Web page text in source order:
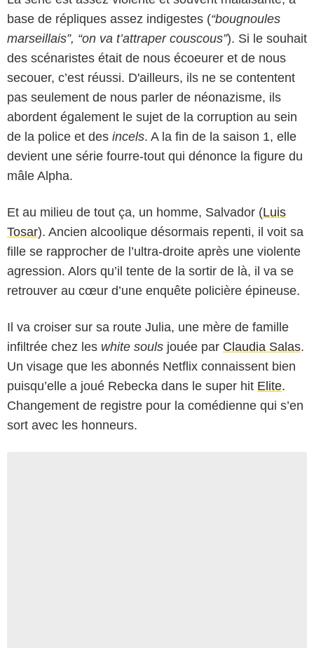
base de répliques assez indigestes (“bougnoules
marseillais”, “on va t’attraper couscous”). Si le souhait
des scénaristes était de nous écoeurer et de nous
secouer, c’est réussi. D'ailleurs, ils ne se contentent
pas seulement de nous parler de néonazisme, ils
abordent également le sujet de la corruption au sein
de la police et des incels. A la fin de la saison 1, elle
devient une série fourre-tout qui dénonce la figure du
mâle Alpha.
Et au milieu de tout ça, un homme, Salvador (Luis
Tosar). Ancien alcoolique désormais repenti, il voit sa
fille se rapprocher de l’ultra-droite après une violente
agression. Alors qu’il tente de la sortir de là, il va se
retrouver au cœur d’une enquête policière épineuse.
Il va croiser sur sa route Julia, une mère de famille
infiltrée chez les white souls jouée par Claudia Salas.
Un visage que les abonnés Netflix connaissent bien
puisqu’elle a joué Rebecka dans le super hit Elite.
Changement de registre pour la comédienne qui s’en
sort avec les honneurs.